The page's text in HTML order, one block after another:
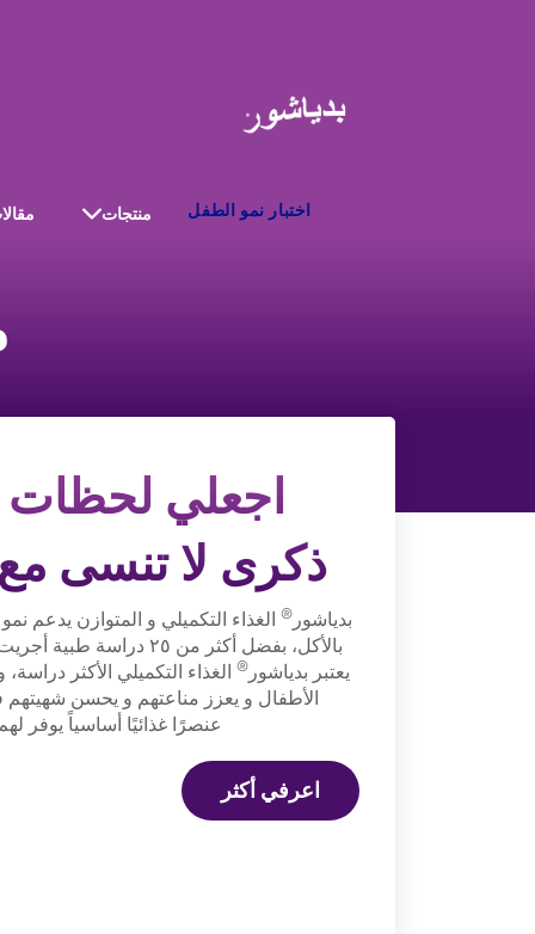
اختبار نمو الطفل منتجات
اجعلي
ذكرى لا تنسى
بدياشور ® الغذاء التكميلي و المتوازن يدعم
يعتبر بدياشور ® الغذاء التكميلي الأكثر
عنصرًا غذائيًا أساسياً يوفر
اعرفي أكثر